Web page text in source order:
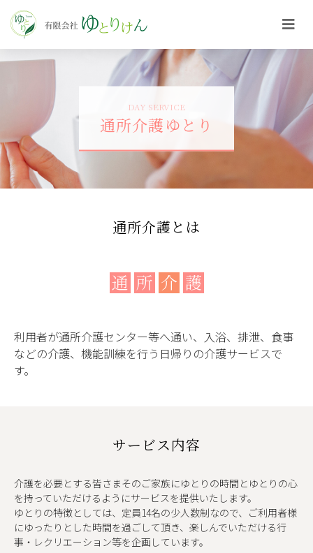
DAY SERVICE
通所介護ゆとり
通所介護とは
利用者が通所介護センター等へ通い、入浴、排泄、食事
などの介護、機能訓練を行う日帰りの介護サービスで
す。
サービス内容
介護を必要とする皆さまそのご家族にゆとりの時間とゆとりの心
を持っていただけるようにサービスを提供いたします。
ゆとりの特徴としては、定員14名の少人数制なので、ご利用者様
にゆったりとした時間を過ごして頂き、楽しんでいただける行
事・レクリエーション等を企画しています。